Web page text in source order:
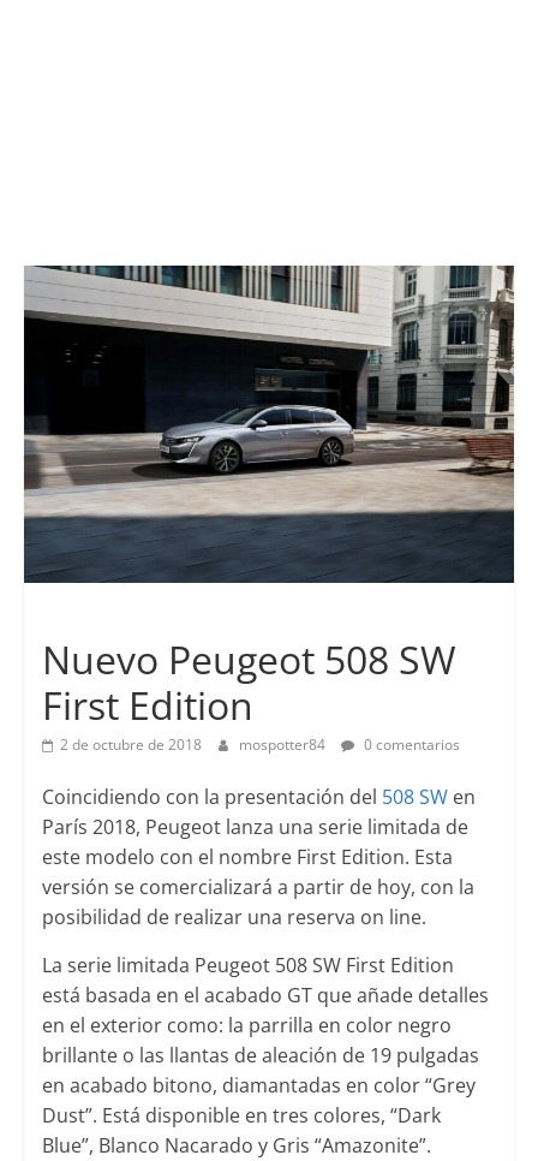
Nuevo Peugeot 508 SW
First Edition
2 de octubre de 2018 mospotter84 0 comentarios
Coincidiendo con la presentación del 508 SWen
París 2018, Peugeot lanza una serie limitada de
este modelo con el nombre First Edition. Esta
versión se comercializará a partir de hoy, con la
posibilidad de realizar una reserva on line.
La serie limitada Peugeot 508 SW First Edition
está basada en el acabado GT que añade detalles
en el exterior como: la parrilla en color negro
brillante o las llantas de aleación de 19 pulgadas
en acabado bitono, diamantadas en color “Grey
Dust”. Está disponible en tres colores, “Dark
Blue”, Blanco Nacarado y Gris “Amazonite”.